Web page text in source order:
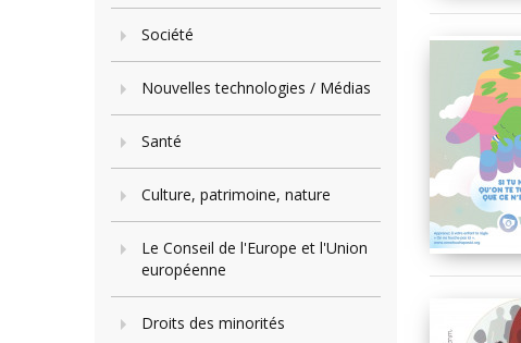
Société
Nouvelles technologies / Médias
Santé
Culture, patrimoine, nature
Le Conseil de l'Europe et l'Union
européenne
Droits des minorités